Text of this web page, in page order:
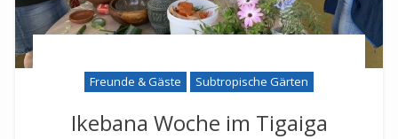
Freunde & Gäste Subtropische Gärten
Ikebana Woche im Tigaiga